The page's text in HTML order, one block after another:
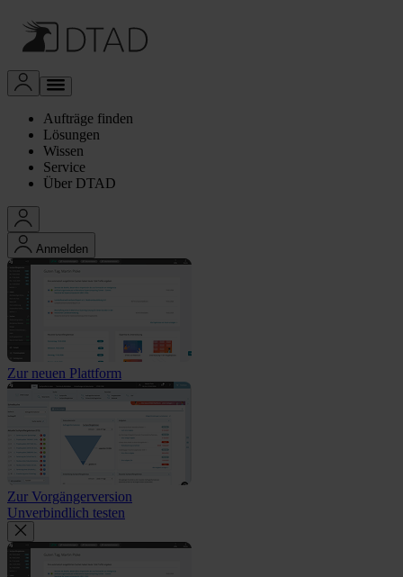
Aufträge finden
Lösungen
Wissen
Service
Über DTAD
Anmelden
Zur neuen Plattform
Zur Vorgängerversion
Unverbindlich testen